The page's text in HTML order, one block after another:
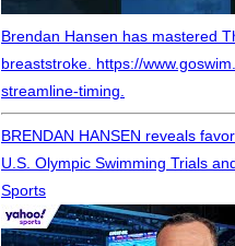
Brendan Hansen has mastered
breaststroke. https://
streamline-timing.
BRENDAN HANSEN reveals
U.S. Olympic Swimming Trials
Sports